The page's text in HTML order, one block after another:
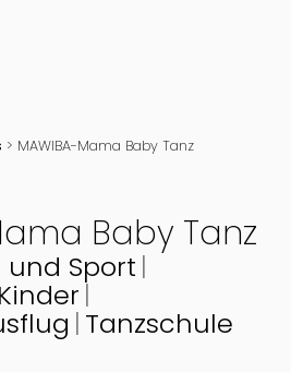
> MAWIBA-Mama Baby Tanz
Baby Tanz
Sport
Tanzschule